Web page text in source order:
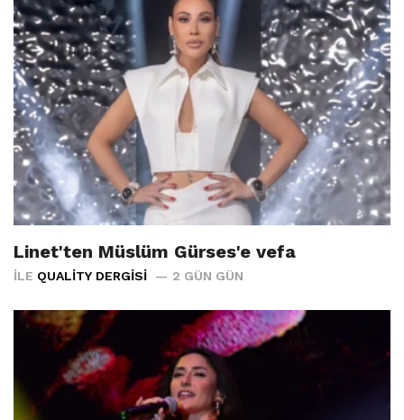
Linet'ten Müslüm Gürses'e vefa
İLE QUALITY DERGISI 2 GÜN GÜN